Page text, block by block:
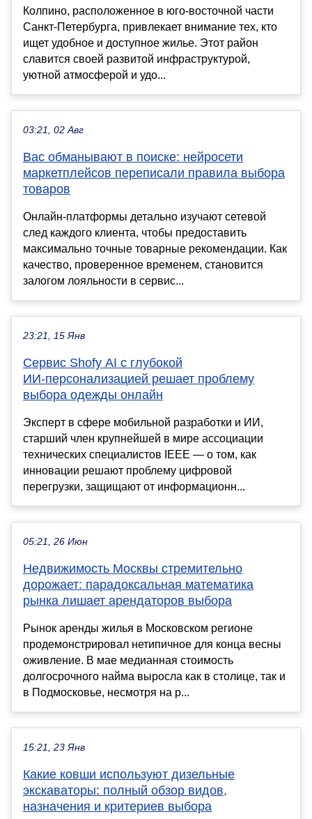
Колпино, расположенное в юго-восточной части
Санкт-Петербурга, привлекает внимание тех, кто
ищет удобное и доступное жилье. Этот район
славится своей развитой инфраструктурой,
уютной атмосферой и удо...
03:21, 02 Авг
Вас обманывают в поиске: нейросети
маркетплейсов переписали правила выбора
товаров
Онлайн-платформы детально изучают сетевой
след каждого клиента, чтобы предоставить
максимально точные товарные рекомендации. Как
качество, проверенное временем, становится
залогом лояльности в сервис...
23:21, 15 Янв
Сервис Shofy AI с глубокой
ИИ‑персонализацией решает проблему
выбора одежды онлайн
Эксперт в сфере мобильной разработки и ИИ,
старший член крупнейшей в мире ассоциации
технических специалистов IEEE — о том, как
инновации решают проблему цифровой
перегрузки, защищают от информационн...
05:21, 26 Июн
Недвижимость Москвы стремительно
дорожает: парадоксальная математика
рынка лишает арендаторов выбора
Рынок аренды жилья в Московском регионе
продемонстрировал нетипичное для конца весны
оживление. В мае медианная стоимость
долгосрочного найма выросла как в столице, так и
в Подмосковье, несмотря на р...
15:21, 23 Янв
Какие ковши используют дизельные
экскаваторы: полный обзор видов,
назначения и критериев выбора